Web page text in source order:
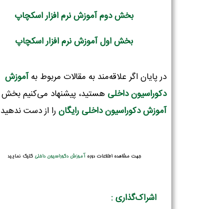
بخش دوم آموزش نرم افزار اسکچاپ
بخش اول آموزش نرم افزار اسکچاپ
در پایان اگر علاقه‌مند به مقالات مربوط بهآموزش
دکوراسیون‌ داخلی هستید، پیشنهاد می‌کنیم بخش
آموزش دکوراسیون داخلی رایگانرا از دست
جهت مشاهده اطلاعات دوره آموزش دکوراسیون داخلی کلیک نمایید
اشراک‌گذاری :